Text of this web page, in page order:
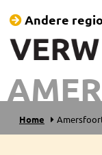
Andere regio
Home